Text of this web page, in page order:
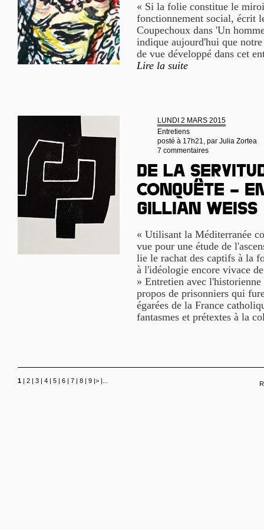
« Si la folie constitue le
fonctionnement social, écrit
Coupechoux dans 'Un
indique aujourd'hui que
de vue développé dans cet
Lire la suite
LUNDI 2 MARS 2015
Entretiens
posté à 17h21, par Julia Zortea
7 commentaires
De la
conquête –
Gillian Weiss
« Utilisant la Méditerranée
vue pour une étude de
lie le rachat des captifs à la
à l'idéologie encore vivace
» Entretien avec
propos de prisonniers qui
égarées de la France
fantasmes et prétextes à la
1 | 2 | 3 | 4 | 5 | 6 | 7 | 8 | 9 |> |